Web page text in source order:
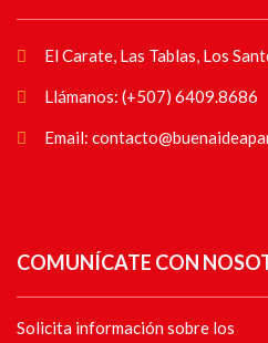
El Carate, Las Tablas, Los
Llámanos: (+507) 6409.8686
Email:
COMUNÍCATE CON
Solicita información sobre los